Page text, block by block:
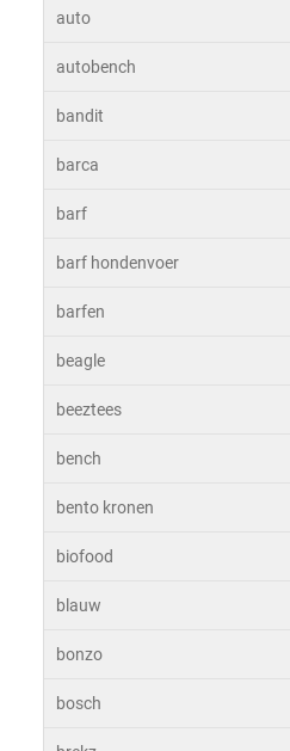
auto
autobench
bandit
barca
barf
barf hondenvoer
barfen
beagle
beeztees
bench
bento kronen
biofood
blauw
bonzo
bosch